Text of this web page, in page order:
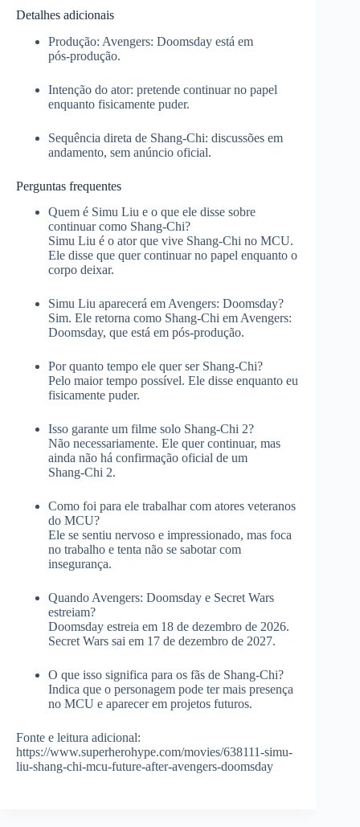
Detalhes adicionais
Produção: Avengers: Doomsday está em
pós‑produção.
Intenção do ator: pretende continuar no papel
enquanto fisicamente puder.
Sequência direta de Shang‑Chi: discussões em
andamento, sem anúncio oficial.
Perguntas frequentes
Quem é Simu Liu e o que ele disse sobre
continuar como Shang‑Chi?
Simu Liu é o ator que vive Shang‑Chi no MCU.
Ele disse que quer continuar no papel enquanto o
corpo deixar.
Simu Liu aparecerá em Avengers: Doomsday?
Sim. Ele retorna como Shang‑Chi em Avengers:
Doomsday, que está em pós‑produção.
Por quanto tempo ele quer ser Shang‑Chi?
Pelo maior tempo possível. Ele disse enquanto eu
fisicamente puder.
Isso garante um filme solo Shang‑Chi 2?
Não necessariamente. Ele quer continuar, mas
ainda não há confirmação oficial de um
Shang‑Chi 2.
Como foi para ele trabalhar com atores veteranos
do MCU?
Ele se sentiu nervoso e impressionado, mas foca
no trabalho e tenta não se sabotar com
insegurança.
Quando Avengers: Doomsday e Secret Wars
estreiam?
Doomsday estreia em 18 de dezembro de 2026.
Secret Wars sai em 17 de dezembro de 2027.
O que isso significa para os fãs de Shang‑Chi?
Indica que o personagem pode ter mais presença
no MCU e aparecer em projetos futuros.
Fonte e leitura adicional:
https://www.superherohype.com/movies/638111-simu-
liu-shang-chi-mcu-future-after-avengers-doomsday